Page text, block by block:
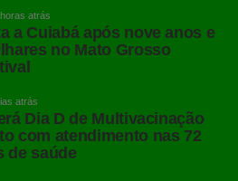
atrás
a Cuiabá após nove anos e
no Mato Grosso
atrás
Dia D de Multivacinação
com atendimento nas 72
de saúde